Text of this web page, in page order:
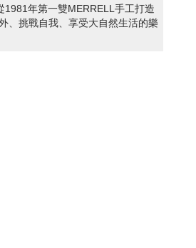
1981年第一雙MERRELL手工打造
、挑戰自我、享受大自然生活的樂